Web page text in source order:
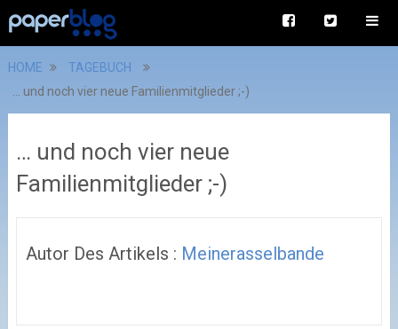
HOME
TAGEBUCH
… und noch vier neue Familienmitglieder ;-)
… und noch vier neue
Familienmitglieder ;-)
Autor Des Artikels : Meinerasselbande